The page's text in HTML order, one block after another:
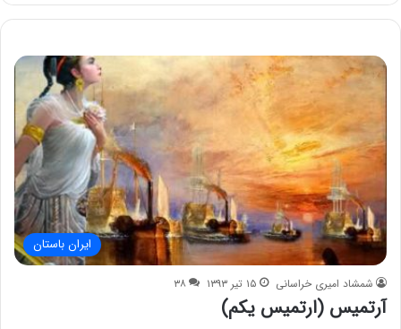
ایران باستان
شمشاد امیری خراسانی ۱۵ تیر ۱۳۹۳ ۳۸
آرتمیس (ارتمیس یکم)